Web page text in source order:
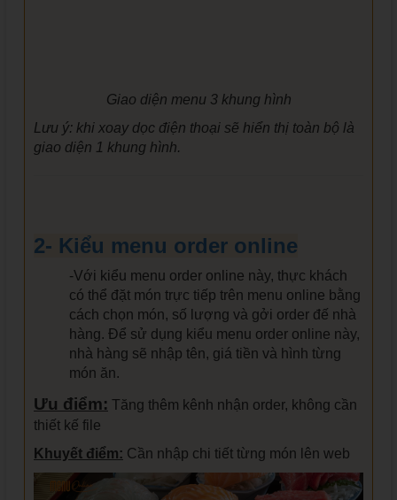
Giao diện menu 3 khung hình
Lưu ý: khi xoay dọc điện thoại sẽ hiển thị toàn bộ là
giao diện 1 khung hình.
2- Kiểu menu order online
-Với kiểu menu order online này, thực khách
có thể đặt món trực tiếp trên menu online bằng
cách chọn món, số lượng và gởi order đế nhà
hàng. Để sử dụng kiểu menu order online này,
nhà hàng sẽ nhập tên, giá tiền và hình từng
món ăn.
Ưu điểm: Tăng thêm kênh nhận order, không cần
thiết kế file
Khuyết điểm: Cần nhập chi tiết từng món lên web